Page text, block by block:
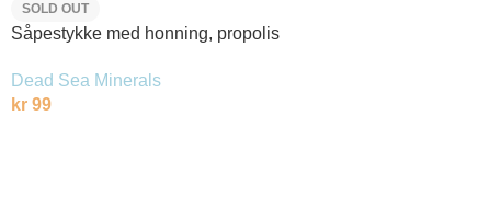
SOLD OUT
Såpestykke med honning, propolis
Dead Sea Minerals
kr 99